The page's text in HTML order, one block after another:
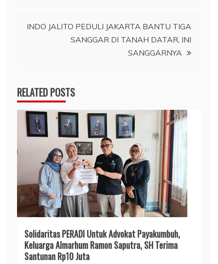
INDO JALITO PEDULI JAKARTA BANTU TIGA
SANGGAR DI TANAH DATAR, INI
SANGGARNYA
RELATED POSTS
Solidaritas PERADI Untuk Advokat Payakumbuh,
Keluarga Almarhum Ramon Saputra, SH Terima
Santunan Rp10 Juta